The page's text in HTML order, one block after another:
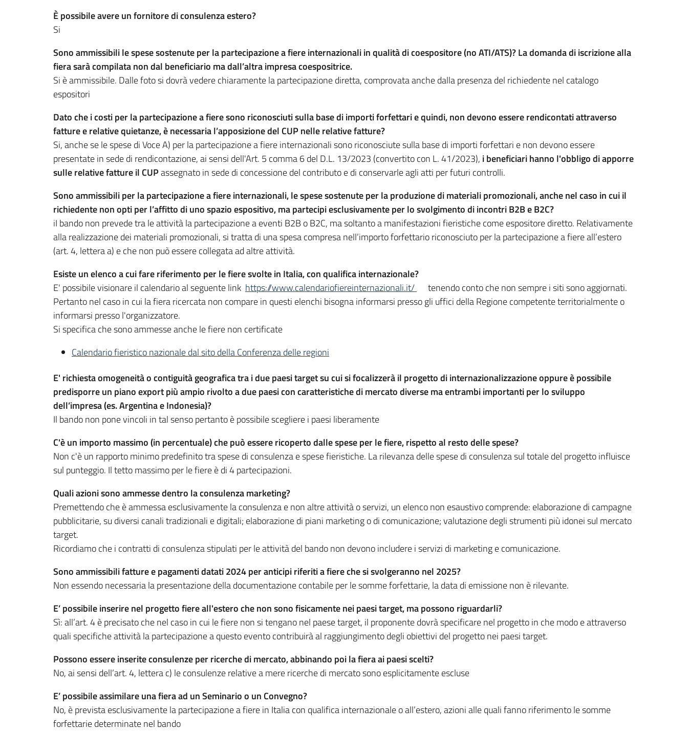
È possibile avere un fornitore di consulenza estero?
Si
Sono ammissibili le spese sostenute per la partecipazione a fiere internazionali in qualità di coespositore (no ATI/ATS)? La domanda di iscrizione alla
fiera sarà compilata non dal beneficiario ma dall’altra impresa coespositrice.
Si è ammissibile. Dalle foto si dovrà vedere chiaramente la partecipazione diretta, comprovata anche dalla presenza del richiedente nel catalogo
espositori
Dato che i costi per la partecipazione a fiere sono riconosciuti sulla base di importi forfettari e quindi, non devono essere rendicontati attraverso
fatture e relative quietanze, è necessaria l’apposizione del CUP nelle relative fatture?
Si, anche se le spese di Voce A) per la partecipazione a fiere internazionali sono riconosciute sulla base di importi forfettari e non devono essere
presentate in sede di rendicontazione, ai sensi dell'Art. 5 comma 6 del D.L. 13/2023 (convertito con L. 41/2023), i beneficiari hanno l'obbligo di apporre
sulle relative fatture il CUPassegnato in sede di concessione del contributo e di conservarle agli atti per futuri controlli.
Sono ammissibili per la partecipazione a fiere internazionali, le spese sostenute per la produzione di materiali promozionali, anche nel caso in cui il
richiedente non opti per l’affitto di uno spazio espositivo, ma partecipi esclusivamente per lo svolgimento di incontri B2B e B2C?
iI bando non prevede tra le attività la partecipazione a eventi B2B o B2C, ma soltanto a manifestazioni fieristiche come espositore diretto. Relativamente
alla realizzazione dei materiali promozionali, si tratta di una spesa compresa nell’importo forfettario riconosciuto per la partecipazione a fiere all’estero
(art. 4, lettera a) e che non può essere collegata ad altre attività.
Esiste un elenco a cui fare riferimento per le fiere svolte in Italia, con qualifica internazionale?
E' possibile visionare il calendario al seguente link https://www.calendariofiereinternazionali.it/
tenendo conto che non sempre i siti sono aggiornati.
Pertanto nel caso in cui la fiera ricercata non compare in questi elenchi bisogna informarsi presso gli uffici della Regione competente territorialmente o
informarsi presso l'organizzatore.
Si specifica che sono ammesse anche le fiere non certificate
Calendario fieristico nazionale dal sito della Conferenza delle regioni
E' richiesta omogeneità o contiguità geografica tra i due paesi target su cui si focalizzerà il progetto di internazionalizzazione oppure è possibile
predisporre un piano export più ampio rivolto a due paesi con caratteristiche di mercato diverse ma entrambi importanti per lo sviluppo
dell’impresa (es. Argentina e Indonesia)?
Il bando non pone vincoli in tal senso pertanto è possibile scegliere i paesi liberamente
C'è un importo massimo (in percentuale) che può essere ricoperto dalle spese per le fiere, rispetto al resto delle spese?
Non c'è un rapporto minimo predefinito tra spese di consulenza e spese fieristiche. La rilevanza delle spese di consulenza sul totale del progetto influisce
sul punteggio. Il tetto massimo per le fiere è di 4 partecipazioni.
Quali azioni sono ammesse dentro la consulenza marketing?
Premettendo che è ammessa esclusivamente la consulenza e non altre attività o servizi, un elenco non esaustivo comprende: elaborazione di campagne
pubblicitarie, su diversi canali tradizionali e digitali; elaborazione di piani marketing o di comunicazione; valutazione degli strumenti più idonei sul mercato
target.
Ricordiamo che i contratti di consulenza stipulati per le attività del bando non devono includere i servizi di marketing e comunicazione.
Sono ammissibili fatture e pagamenti datati 2024 per anticipi riferiti a fiere che si svolgeranno nel 2025?
Non essendo necessaria la presentazione della documentazione contabile per le somme forfettarie, la data di emissione non è rilevante.
E’ possibile inserire nel progetto fiere all'estero che non sono fisicamente nei paesi target, ma possono riguardarli?
Sì: all’art. 4 è precisato che nel caso in cui le fiere non si tengano nel paese target, il proponente dovrà specificare nel progetto in che modo e attraverso
quali specifiche attività la partecipazione a questo evento contribuirà al raggiungimento degli obiettivi del progetto nei paesi target.
Possono essere inserite consulenze per ricerche di mercato, abbinando poi la fiera ai paesi scelti?
No, ai sensi dell’art. 4, lettera c) le consulenze relative a mere ricerche di mercato sono esplicitamente escluse
E’ possibile assimilare una fiera ad un Seminario o un Convegno?
No, è prevista esclusivamente la partecipazione a fiere in Italia con qualifica internazionale o all’estero, azioni alle quali fanno riferimento le somme
forfettarie determinate nel bando